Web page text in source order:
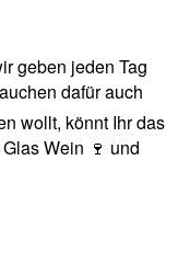
geben jeden Tag
dafür auch
wollt, könnt Ihr das
Wein 🍷 und